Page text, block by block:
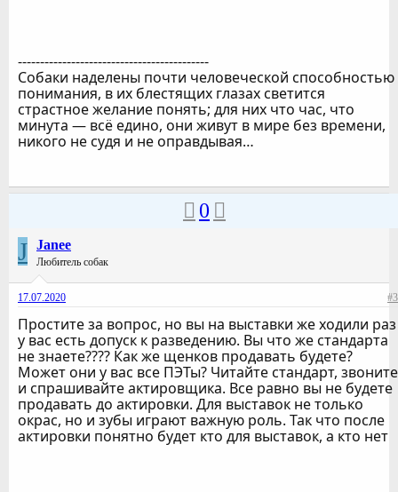
-------------------------------------------
Собаки наделены почти человеческой способностью
понимания, в их блестящих глазах светится
страстное желание понять; для них что час, что
минута — всё едино, они живут в мире без времени,
никого не судя и не оправдывая…
0
J Janee
Любитель собак
17.07.2020 #3
Простите за вопрос, но вы на выставки же ходили раз
у вас есть допуск к разведению. Вы что же стандарта
не знаете???? Как же щенков продавать будете?
Может они у вас все ПЭТы? Читайте стандарт, звоните
и спрашивайте актировщика. Все равно вы не будете
продавать до актировки. Для выставок не только
окрас, но и зубы играют важную роль. Так что после
актировки понятно будет кто для выставок, а кто нет